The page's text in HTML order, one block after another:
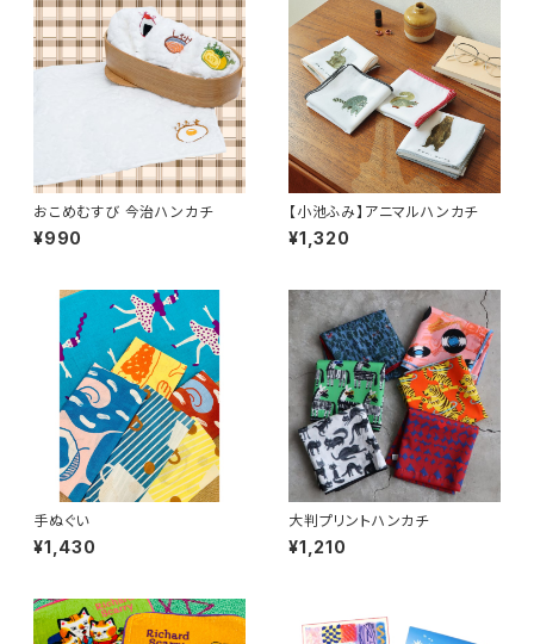
おこめむすび 今治ハンカチ
¥990
【小池ふみ】アニマルハンカチ
¥1,320
手ぬぐい
¥1,430
大判プリントハンカチ
¥1,210